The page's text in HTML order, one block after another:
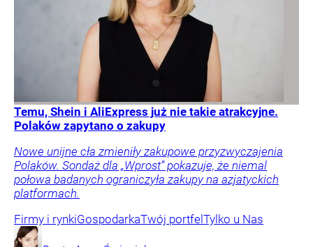
Temu, Shein i AliExpress już nie takie atrakcyjne.
Polaków zapytano o zakupy
Nowe unijne cła zmieniły zakupowe przyzwyczajenia
Polaków. Sondaż dla „Wprost” pokazuje, że niemal
połowa badanych ograniczyła zakupy na azjatyckich
platformach.
Firmy i rynkiGospodarkaTwój portfelTylko u Nas